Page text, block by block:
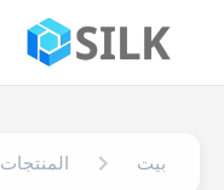
بيت المنتجات